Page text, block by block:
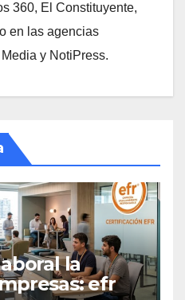
360, El Constituyente,
en las agencias
y NotiPress.
la
efr